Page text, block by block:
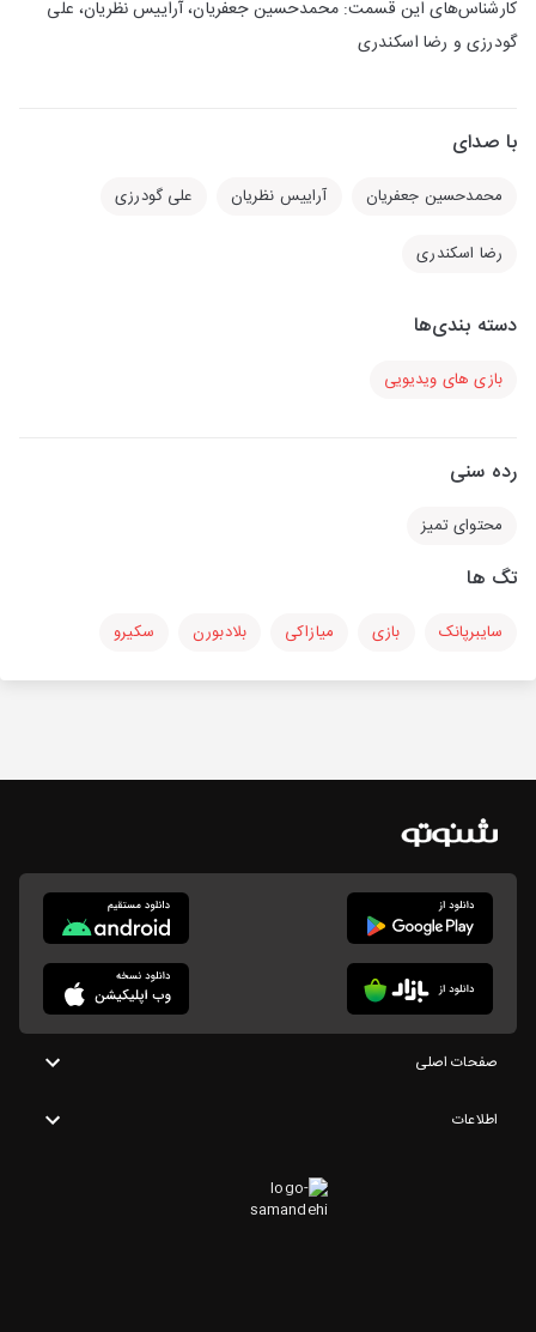
کارشناس‌های این قسمت: محمدحسین جعفریان، آراییس نظریان، علی
گودرزی و رضا اسکندری
با صدای
محمدحسین جعفریان آراییس نظریان علی گودرزی
رضا اسکندری
دسته بندی‌ها
بازی های ویدیویی
رده سنی
محتوای تمیز
تگ ها
سایبرپانک بازی میازاکی بلادبورن سکیرو
صفحات اصلی
اطلاعات